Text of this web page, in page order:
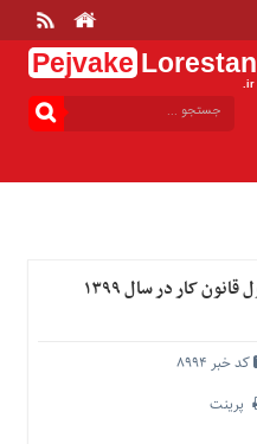
Pejvake Lorestan
.ir
میزان عیدی و پاداش کارگران مشمول قانون کار در سال ۱۳۹۹
کد خبر 8994
پرینت